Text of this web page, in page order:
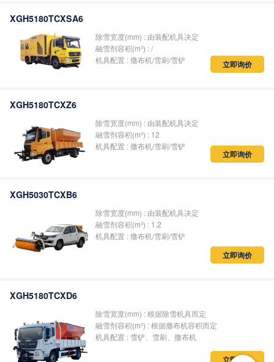
XGH5180TCXSA6
除雪宽度(mm) : 由装配机具决定
融雪剂容积(m³) : /
机具配置 : 撒布机/雪刷/雪铲
立即询价
XGH5180TCXZ6
除雪宽度(mm) : 由装配机具决定
融雪剂容积(m³) : 12
机具配置 : 撒布机/雪刷/雪铲
立即询价
XGH5030TCXB6
除雪宽度(mm) : 由装配机具决定
融雪剂容积(m³) : 1.2
机具配置 : 撒布机/雪刷/雪铲
立即询价
XGH5180TCXD6
除雪宽度(mm) : 根据除雪机具而定
融雪剂容积(m³) : 根据撒布机容积而定
机具配置 : 雪铲、雪刷、撒布机
立即询价